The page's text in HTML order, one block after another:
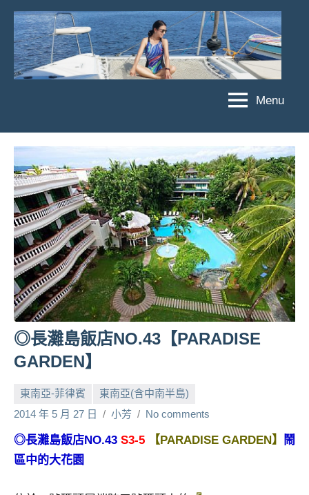
Skip
content
菲
亞
娃
JEFFIA
FANG
亞
娃
粉
絲
團、
主
題
旅
遊、
達
人
帶
路、
遊
來
賓、
Menu
◎長灘島飯店NO.43【PARADISE
GARDEN】
東南亞-菲律賓
東南亞(含中南半島)
2014 年 5 月 27 日
小芳 No comments
◎長灘島飯店NO.43 S3-5 【PARADISE GARDEN】
鬧
區中的大花園